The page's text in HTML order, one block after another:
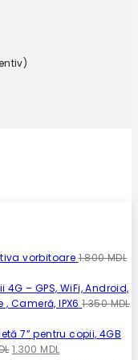
vorbitoare 1.800MDL
– GPS, WiFi, Android,
, Cameră, IPX6 1.350MDL
7” pentru copii, 4GB
Prețul
1.300 MDL